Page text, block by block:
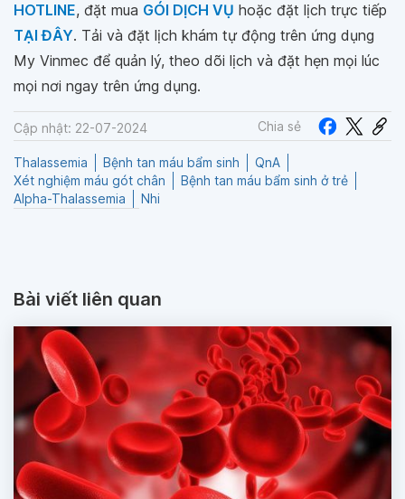
HOTLINE, đặt mua GÓI DỊCH VỤ hoặc đặt lịch trực tiếp
TẠI ĐÂY. Tải và đặt lịch khám tự động trên ứng dụng
My Vinmec để quản lý, theo dõi lịch và đặt hẹn mọi lúc
mọi nơi ngay trên ứng dụng.
Cập nhật: 22-07-2024 Chia sẻ
Thalassemia Bệnh tan máu bẩm sinh
QnA
Xét nghiệm máu gót chân
Bệnh tan máu bẩm sinh ở trẻ
Alpha-Thalassemia
Nhi
Bài viết liên quan